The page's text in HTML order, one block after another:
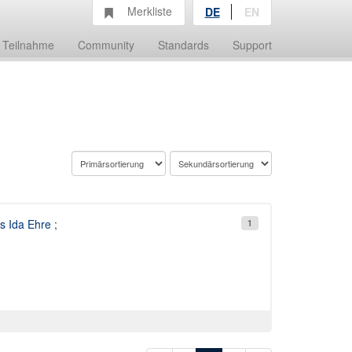
Teilnahme Community Standards Support
Merkliste DE EN
1
Ida Ehre;